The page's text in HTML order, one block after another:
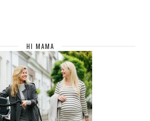
HI MAMA